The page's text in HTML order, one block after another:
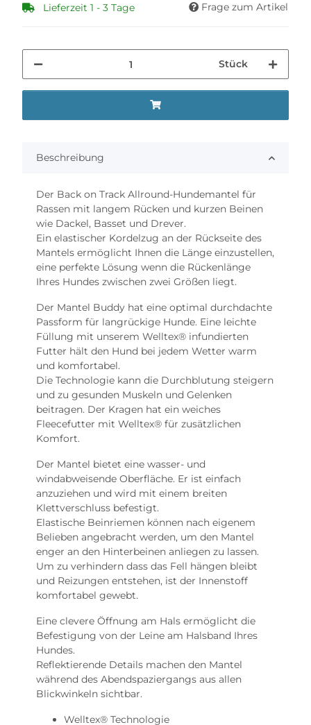
Lieferzeit 1 - 3 Tage Frage zum Artikel
Stück
Beschreibung
Der Back on Track Allround-Hundemantel für
Rassen mit langem Rücken und kurzen Beinen
wie Dackel, Basset und Drever.
Ein elastischer Kordelzug an der Rückseite des
Mantels ermöglicht Ihnen die Länge einzustellen,
eine perfekte Lösung wenn die Rückenlänge
Ihres Hundes zwischen zwei Größen liegt.
Der Mantel Buddy hat eine optimal durchdachte
Passform für langrückige Hunde. Eine leichte
Füllung mit unserem Welltex® infundierten
Futter hält den Hund bei jedem Wetter warm
und komfortabel.
Die Technologie kann die Durchblutung steigern
und zu gesunden Muskeln und Gelenken
beitragen. Der Kragen hat ein weiches
Fleecefutter mit Welltex® für zusätzlichen
Komfort.
Der Mantel bietet eine wasser- und
windabweisende Oberfläche. Er ist einfach
anzuziehen und wird mit einem breiten
Klettverschluss befestigt.
Elastische Beinriemen können nach eigenem
Belieben angebracht werden, um den Mantel
enger an den Hinterbeinen anliegen zu lassen.
Um zu verhindern dass das Fell hängen bleibt
und Reizungen entstehen, ist der Innenstoff
komfortabel gewebt.
Eine clevere Öffnung am Hals ermöglicht die
Befestigung von der Leine am Halsband Ihres
Hundes.
Reflektierende Details machen den Mantel
während des Abendspaziergangs aus allen
Blickwinkeln sichtbar.
Welltex® Technologie